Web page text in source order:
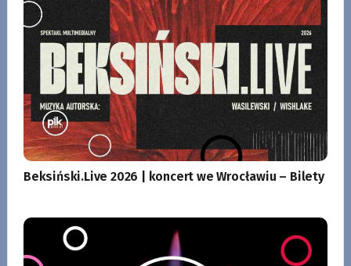
Beksiński.Live 2026 | koncert we Wrocławiu – Bilety